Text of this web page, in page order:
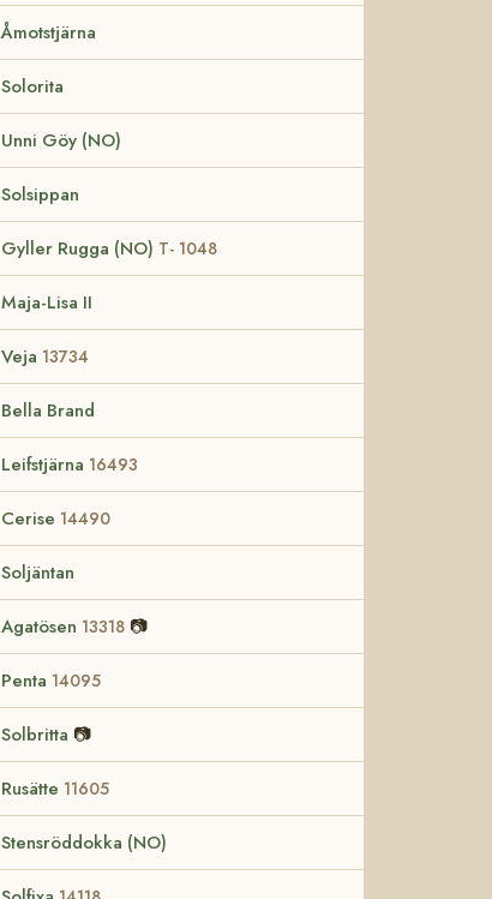
Åmotstjärna
Solorita
Unni Göy (NO)
Solsippan
Gyller Rugga (NO) T- 1048
Maja-Lisa II
Veja 13734
Bella Brand
Leifstjärna 16493
Cerise 14490
Soljäntan
Agatösen 13318 📷
Penta 14095
Solbritta 📷
Rusätte 11605
Stensröddokka (NO)